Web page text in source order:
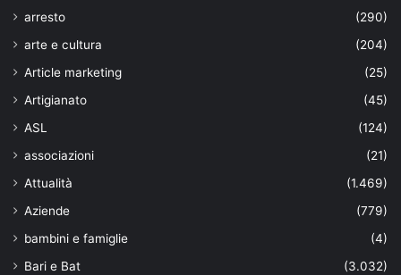
arresto
(290)
arte e cultura
(204)
Article marketing
(25)
Artigianato
(45)
ASL
(124)
associazioni
(21)
Attualità
(1.469)
Aziende
(779)
bambini e famiglie
(4)
Bari e Bat
(3.032)